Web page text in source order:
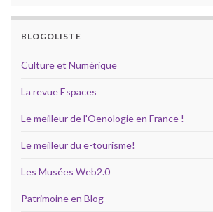
BLOGOLISTE
Culture et Numérique
La revue Espaces
Le meilleur de l'Oenologie en France !
Le meilleur du e-tourisme!
Les Musées Web2.0
Patrimoine en Blog